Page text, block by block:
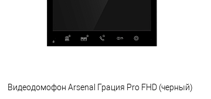
Видеодомофон Arsenal Грация Pro FHD (черный)